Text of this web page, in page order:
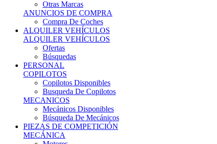
Compra De Coches
ALQUILER VEHÍCULOS
ALQUILER VEHÍCULOS
Ofertas
Búsquedas
PERSONAL
COPILOTOS
Copilotos Disponibles
Busqueda De Copilotos
MECANICOS
Mecánicos Disponibles
Búsqueda De Mecánicos
PIEZAS DE COMPETICIÓN
MECÁNICA
Motores
Refrigeración